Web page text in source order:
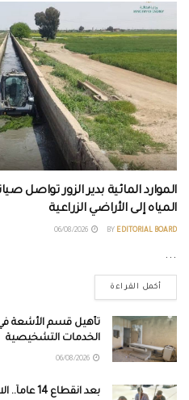
الموارد المائية بدير الزور تواصل
المياه إلى الأراضي الزراعية
BY EDITORIAL BOARD
...
أكمل القراءة
تأهيل قسم الأشعة في
الخدمات التشخيصية
بعد